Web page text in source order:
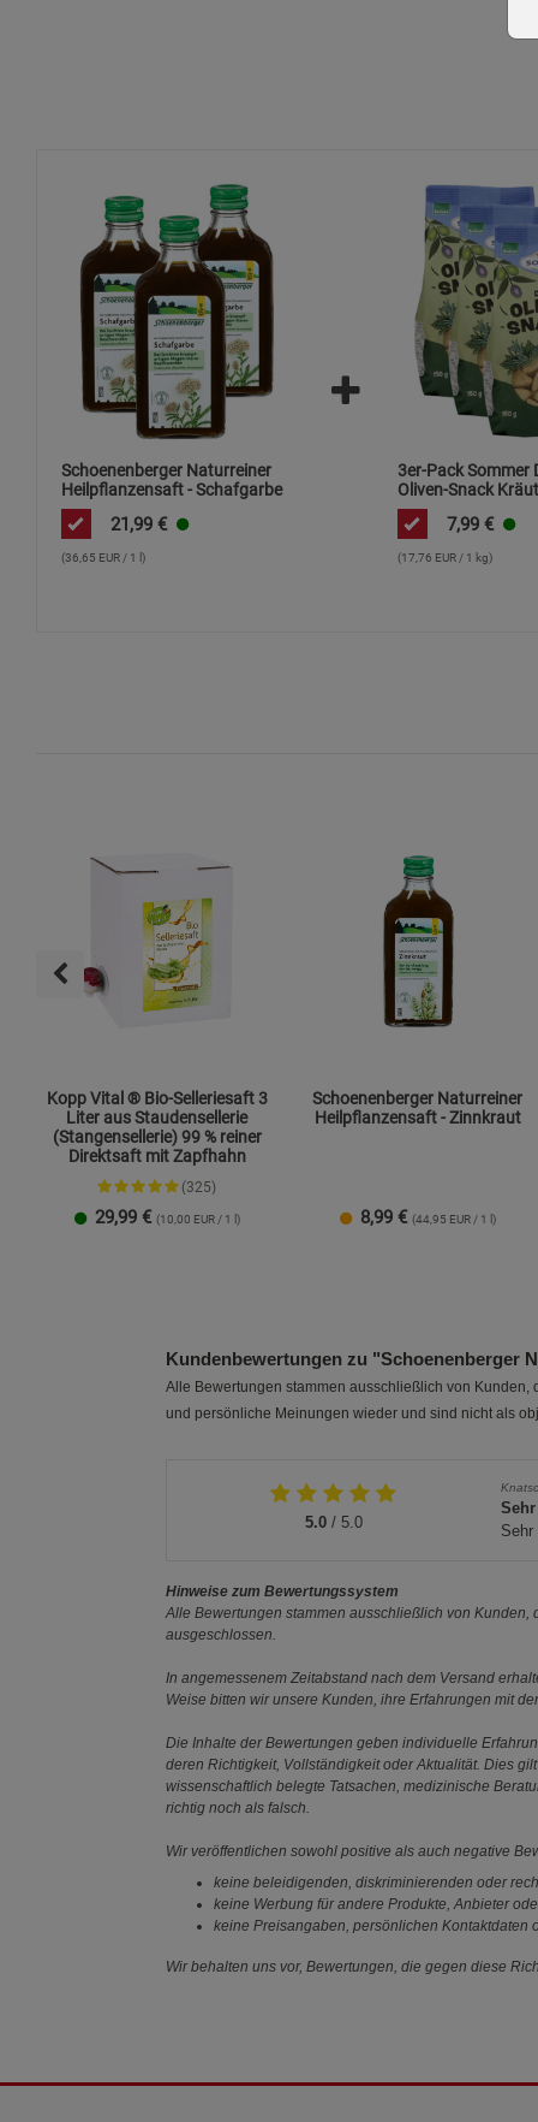
Schoenenberger Naturreiner
Heilpflanzensaft - Schafgarbe
21,99 €
(36,65 EUR / 1 l)
3er-Pack Sommer
Oliven-Snack
Provence
7,99 €
(17,76 EUR / 1 kg)
Kopp Vital ® Bio-Selleriesaft 3
Liter aus Staudensellerie
(Stangensellerie) 99 % reiner
Direktsaft mit Zapfhahn
(325)
29,99 € (10,00 EUR / 1 l)
Schoenenberger Naturreiner
Heilpflanzensaft - Zinnkraut
8,99 € (44,95 EUR / 1 l)
Kundenbewertungen zu "Schoenenberger
Alle Bewertungen stammen ausschließlich von
und persönliche Meinungen wieder und sind nicht als
5.0/ 5.0
Hinweise zum Bewertungssystem
Alle Bewertungen stammen ausschließlich von
ausgeschlossen.
In angemessenem Zeitabstand nach dem Versand
Weise bitten wir unsere Kunden, ihre Erfahrungen mit
Die Inhalte der Bewertungen geben individuelle
deren Richtigkeit, Vollständigkeit oder Aktualität. Dies
wissenschaftlich belegte Tatsachen, medizinische
richtig noch als falsch.
Wir veröffentlichen sowohl positive als auch negative
keine beleidigenden, diskriminierenden oder
keine Werbung für andere Produkte, Anbieter
keine Preisangaben, persönlichen Kontaktdaten
Wir behalten uns vor, Bewertungen, die gegen diese